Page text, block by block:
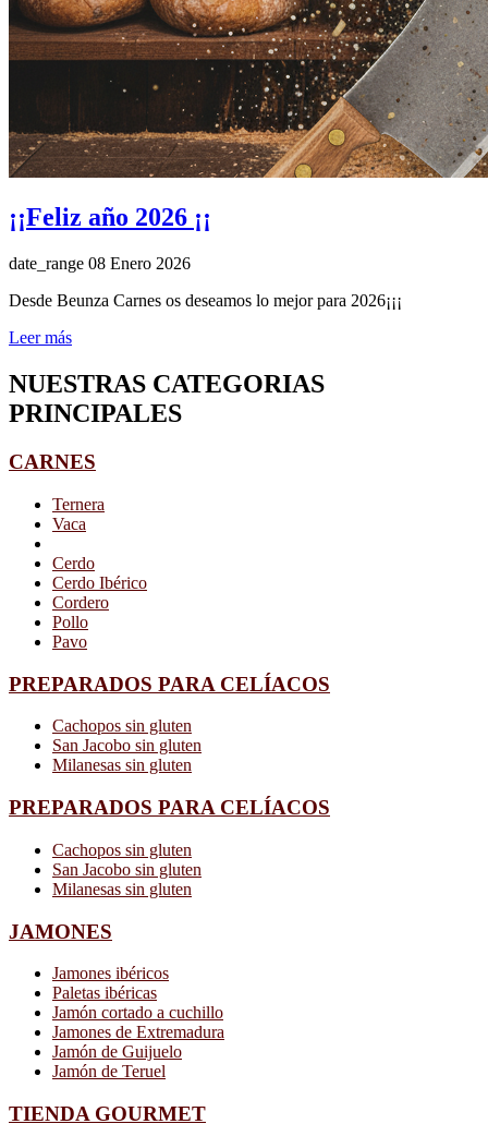
¡¡Feliz año 2026 ¡¡
date_range 08 Enero 2026
Desde Beunza Carnes os deseamos lo mejor para 2026¡¡¡
Leer más
NUESTRAS CATEGORIAS
PRINCIPALES
CARNES
Ternera
Vaca
Cerdo
Cerdo Ibérico
Cordero
Pollo
Pavo
PREPARADOS PARA CELÍACOS
Cachopos sin gluten
San Jacobo sin gluten
Milanesas sin gluten
PREPARADOS PARA CELÍACOS
Cachopos sin gluten
San Jacobo sin gluten
Milanesas sin gluten
JAMONES
Jamones ibéricos
Paletas ibéricas
Jamón cortado a cuchillo
Jamones de Extremadura
Jamón de Guijuelo
Jamón de Teruel
TIENDA GOURMET